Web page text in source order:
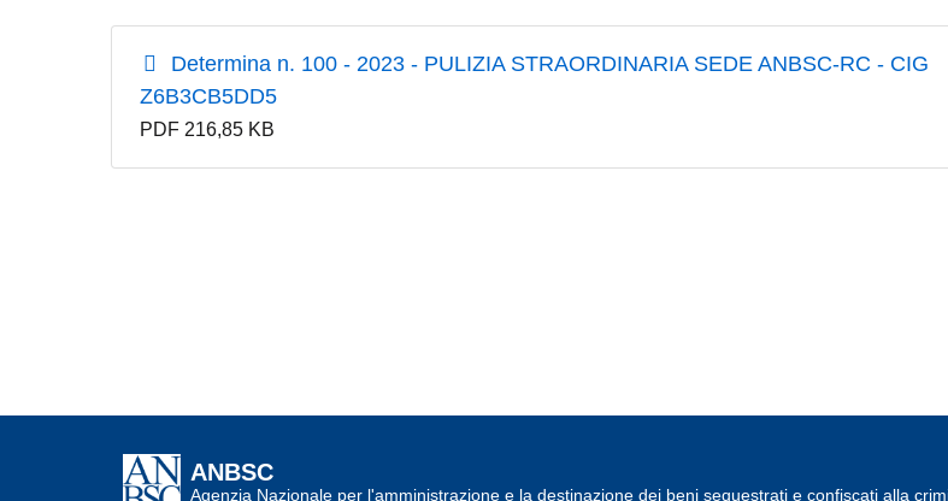
Determina n. 100 - 2023 - PULIZIA STRAORDINARIA SEDE ANBSC-RC - CIG
Z6B3CB5DD5
PDF 216,85 KB
ANBSC
Agenzia Nazionale per l'amministrazione e la destinazione dei beni sequestrati e confiscati alla